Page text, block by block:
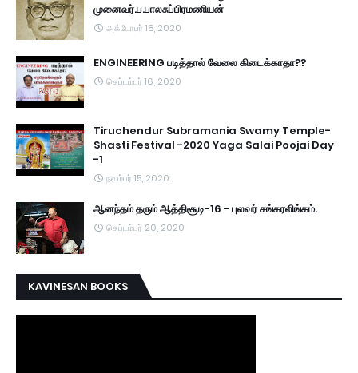
முனைவர்.ப.பாலசுப்பிரமணியன்
அக்டோபர் 18, 2020
ENGINEERING படித்தால் வேலை கிடைக்காதா??
செப்டம்பர் 16, 2020
Tiruchendur Subramania Swamy Temple-
Shasti Festival -2020 Yaga Salai Poojai Day
-1
நவம்பர் 15, 2020
ஆனந்தம் தரும் ஆத்திசூடி-16 - புலவர் சங்கரலிங்கம்.
செப்டம்பர் 20, 2020
KAVINESAN BOOKS